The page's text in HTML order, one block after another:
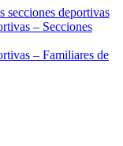
secciones deportivas
– Secciones
– Familiares de